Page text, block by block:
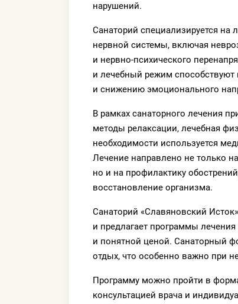
нарушений.
Санаторий специализируется на
нервной системы, включая
и нервно-психического
и лечебный режим
и снижению эмоционального
В рамках санаторного лечения
методы релаксации, лечебная
необходимости используется
Лечение направлено не только
но и на профилактику
восстановление организма.
Санаторий «Славяновский
и предлагает программы
и понятной ценой. Санаторный
отдых, что особенно важно при
Программу можно пройти в
консультацией врача и